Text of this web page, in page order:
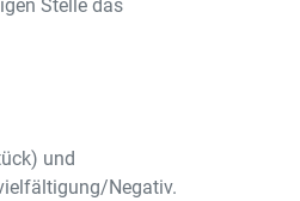
Stelle das
und
Negativ.